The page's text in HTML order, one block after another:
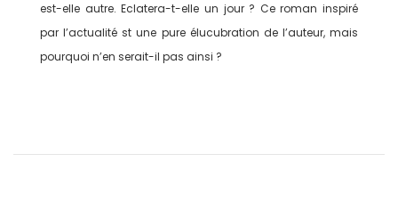
est-elle autre. Eclatera-t-elle un jour ? Ce roman inspiré
par l’actualité st une pure élucubration de l’auteur, mais
pourquoi n’en serait-il pas ainsi ?